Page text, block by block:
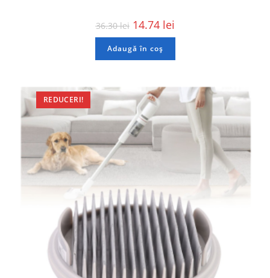
36.30lei 14.74 lei
Adaugă în coș
REDUCERI!